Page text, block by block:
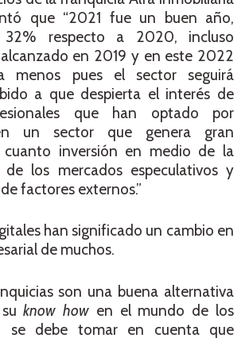
que “2021 fue un buen año,
32% respecto a 2020, incluso
en 2019 y en este 2022
menos pues el sector seguirá
a que despierta el interés de
que han optado por
un sector que genera gran
inversión en medio de la
de los mercados especulativos y
factores externos.”
han significado un cambio en
de muchos.
son una buena alternativa
suknow how en el mundo de los
se debe tomar en cuenta que